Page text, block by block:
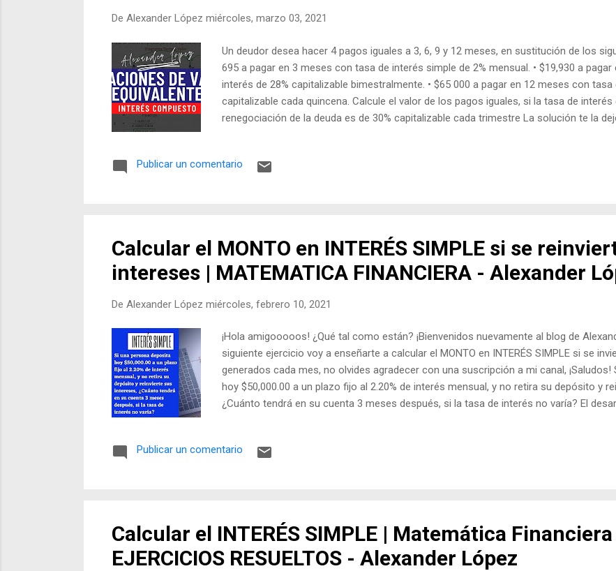
De Alexander López miércoles, marzo 03, 2021
Un deudor desea hacer 4 pagos iguales a 3, 6, 9 y 12 meses, en sustitución de los
695 a pagar en 3 meses con tasa de interés simple de 2% mensual. • $19,930 a
interés de 28% capitalizable bimestralmente. • $65 000 a pagar en 12 meses con tasa
capitalizable cada quincena. Calcule el valor de los pagos iguales, si la tasa de interés
renegociación de la deuda es de 30% capitalizable cada trimestre La solución te la
Publicar un comentario
Calcular el MONTO en INTERÉS SIMPLE si se
intereses | MATEMATICA FINANCIERA - Alexander
De Alexander López miércoles, febrero 10, 2021
¡Hola amigooooos! ¿Qué tal como están? ¡Bienvenidos nuevamente al blog de
siguiente ejercicio voy a enseñarte a calcular el MONTO en INTERÉS SIMPLE si se
generados cada mes, no olvides agradecer con una suscripción a mi canal,
hoy $50,000.00 a un plazo fijo al 2.20% de interés mensual, y no retira su depósito y
¿Cuánto tendrá en su cuenta 3 meses después, si la tasa de interés no varía? El
Publicar un comentario
Calcular el INTERÉS SIMPLE | Matemática
EJERCICIOS RESUELTOS - Alexander López